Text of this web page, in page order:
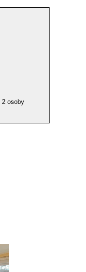
2 osoby